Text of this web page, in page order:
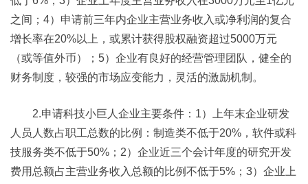
之间；4）申请前三年内企业主营业务收入或净利润的复合
增长率在20%以上，或累计获得股权融资超过5000万元
（或等值外币）；5）企业有良好的经营管理团队，健全的
财务制度，较强的市场应变能力，灵活的激励机制。
2.申请科技小巨人企业主要条件：1）上年末企业研发
人员人数占职工总数的比例：制造类不低于20%，软件或科
技服务类不低于50%；2）企业近三个会计年度的研究开发
费用总额占主营业务收入总额的比例不低于5%；3）企业上